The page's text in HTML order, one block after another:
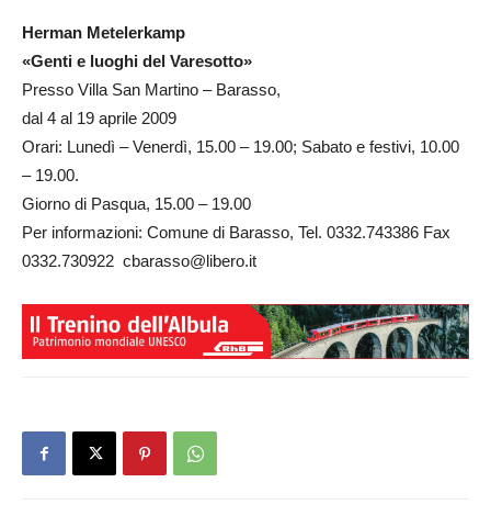
Herman Metelerkamp
«Genti e luoghi del Varesotto»
Presso Villa San Martino – Barasso,
dal 4 al 19 aprile 2009
Orari: Lunedì – Venerdì, 15.00 – 19.00; Sabato e festivi, 10.00
– 19.00.
Giorno di Pasqua, 15.00 – 19.00
Per informazioni: Comune di Barasso, Tel. 0332.743386 Fax
0332.730922 cbarasso@libero.it